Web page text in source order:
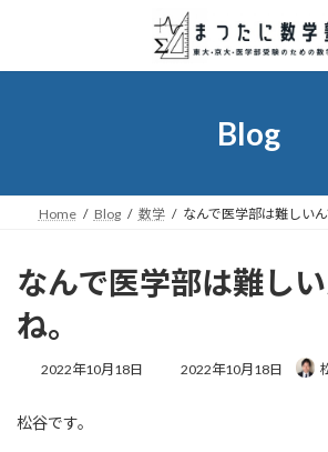
ン
ー
Blog
Home Blog 数学 なんで医学部は難しいん
なんで医学部は難し
ね。
2022年10月18日
最
2022年10月18日
松谷です。